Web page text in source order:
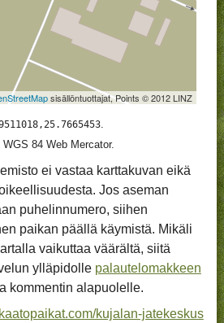
sisällöntuottajat, Points © 2012 LINZ
.
84 Web Mercator.
ei vastaa karttakuvan eikä
Jos aseman
puhelinnumero, siihen
paikan päällä käymistä. Mikäli
vaikuttaa väärältä, siitä
ylläpidolle palautelomakkeen
kommentin alapuolelle.
kujalan-jatekeskus